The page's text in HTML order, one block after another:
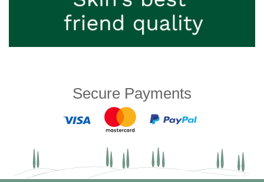
Secure Payments